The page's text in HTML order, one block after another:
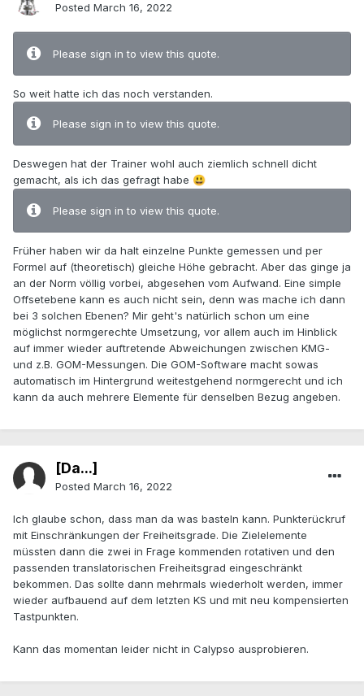
Posted March 16, 2022
Please sign in to view this quote.
So weit hatte ich das noch verstanden.
Please sign in to view this quote.
Deswegen hat der Trainer wohl auch ziemlich schnell dicht
gemacht, als ich das gefragt habe 😃
Please sign in to view this quote.
Früher haben wir da halt einzelne Punkte gemessen und per
Formel auf (theoretisch) gleiche Höhe gebracht. Aber das ginge ja
an der Norm völlig vorbei, abgesehen vom Aufwand. Eine simple
Offsetebene kann es auch nicht sein, denn was mache ich dann
bei 3 solchen Ebenen? Mir geht's natürlich schon um eine
möglichst normgerechte Umsetzung, vor allem auch im Hinblick
auf immer wieder auftretende Abweichungen zwischen KMG-
und z.B. GOM-Messungen. Die GOM-Software macht sowas
automatisch im Hintergrund weitestgehend normgerecht und ich
kann da auch mehrere Elemente für denselben Bezug angeben.
[Da...]
Posted March 16, 2022
Ich glaube schon, dass man da was basteln kann. Punkterückruf
mit Einschränkungen der Freiheitsgrade. Die Zielelemente
müssten dann die zwei in Frage kommenden rotativen und den
passenden translatorischen Freiheitsgrad eingeschränkt
bekommen. Das sollte dann mehrmals wiederholt werden, immer
wieder aufbauend auf dem letzten KS und mit neu kompensierten
Tastpunkten.
Kann das momentan leider nicht in Calypso ausprobieren.